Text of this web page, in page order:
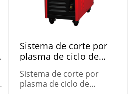
Sistema de corte por
plasma de ciclo de
PROCUT-125MAX
Sistema de corte por
plasma de ciclo de